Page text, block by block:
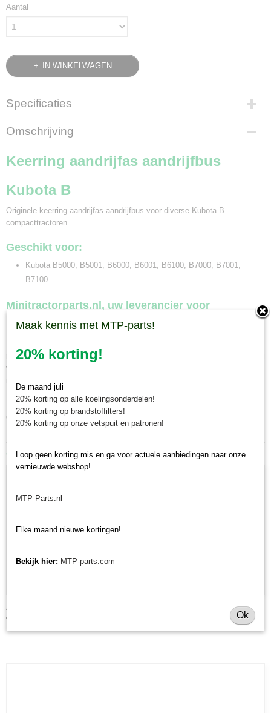
Aantal
IN WINKELWAGEN
Specificaties
Bruto gewicht
0,10 Kg
Omschrijving
Keerring aandrijfas aandrijfbus
Kubota B
Originele keerring aandrijfas aandrijfbus voor diverse Kubota B
compacttractoren
Geschikt voor:
Kubota B5000, B5001, B6000, B6001, B6100, B7000, B7001,
B7100
Minitractorparts.nl, uw leverancier voor
minitrekker onderdelen!
minitractoren, miditractoren, compacttractoren en aanbouwwerktuigen. Wij
verkopen deze onderdelen met als specialisme de Japanse
Minitractorparts.nl heeft een groot assortiment onderdelen, waaronder
deze keerring, voor uw Kubota B 5000, B 5001, B 6000, B 6001, B 6100,
B 7000, B 7001, B 7100.
Ook interessant
Achteraskeerring Iseki Landhope TU/TU/TX/Sial TF - origineel
€ 53,63
Maak kennis met MTP-parts!
20% korting!
De maand juli
20% korting op alle koelingsonderdelen!
20% korting op brandstoffilters!
20% korting op onze vetspuit en patronen!
Loop geen korting mis en ga voor actuele aanbiedingen naar onze
vernieuwde webshop!
MTP Parts.nl
Elke maand nieuwe kortingen!
Bekijk hier: MTP-parts.com
Ok